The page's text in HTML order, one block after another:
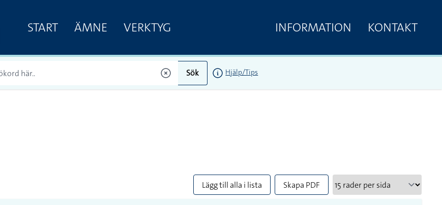
START ÄMNE VERKTYG INFORMATION KONTAKT
Sök Hjälp/Tips
Lägg till alla i lista Skapa PDF